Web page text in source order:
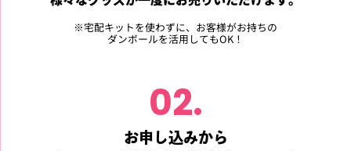
※宅配キットを使わずに、お客様がお持ちの
ダンボールを活用してもOK！
02.
お申し込みから